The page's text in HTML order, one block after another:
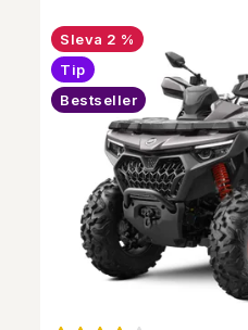
2 %
Tip
Bestseller